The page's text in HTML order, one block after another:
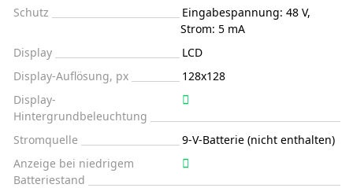
Schutz
Eingabespannung: 48 V,
Strom: 5 mA
Display
LCD
Display-Auflösung, px
128x128
Display-
Hintergrundbeleuchtung
Stromquelle
9-V-Batterie (nicht enthalten)
Anzeige bei niedrigem
Batteriestand